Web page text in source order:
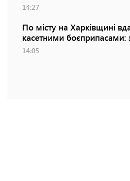
14:27
По місту на Харківщині
касетними боєприпасами:
14:05